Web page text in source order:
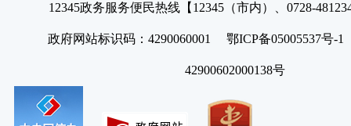
12345政务服务便民热线【12345（市内）、0728-
政府网站标识码：4290060001 鄂ICP备05005537号
42900602000138号